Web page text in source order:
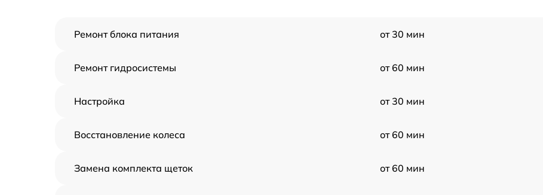
Ремонт блока питания от 30 мин
Ремонт гидросистемы от 60 мин
Настройка от 30 мин
Восстановление колеса от 60 мин
Замена комплекта щеток от 60 мин